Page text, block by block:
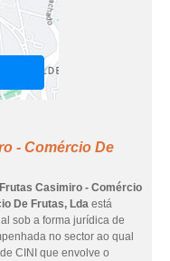
- Comércio De
Frutas Casimiro - Comércio
De Frutas, Lda está
sob a forma jurídica de
no sector ao qual
CINI que envolve o